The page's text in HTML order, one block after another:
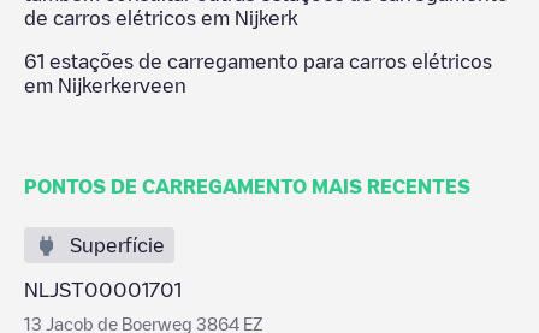
de carros elétricos em Nijkerk
61 estações de carregamento para carros elétricos
em Nijkerkerveen
PONTOS DE CARREGAMENTO MAIS RECENTES
Superfície
NLJST00001701
13 Jacob de Boerweg 3864 EZ